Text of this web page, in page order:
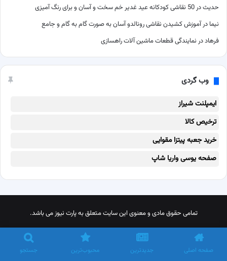
حدیثدر50 نقاشی کودکانه عید غدیر خم سخت و آسان و برای رنگ آمیزی
نیما درآموزش کشیدن نقاشی رونالدو آسان به صورت گام به گام و جامع
فرهاددر نمایندگی قطعات ماشین آلات راهسازی
وب گردی
ایمپلنت شیراز
ترخیص کالا
خرید جعبه پیتزا مقوایی
صفحه یوسی واریا شاپ
تمامی حقوق مادی و معنوی این سایت متعلق به پارت نیوز می باشد.
اینستاگرامتلگرام
صفحه اصلی جدیدترین محبوب‌ترین جستجو